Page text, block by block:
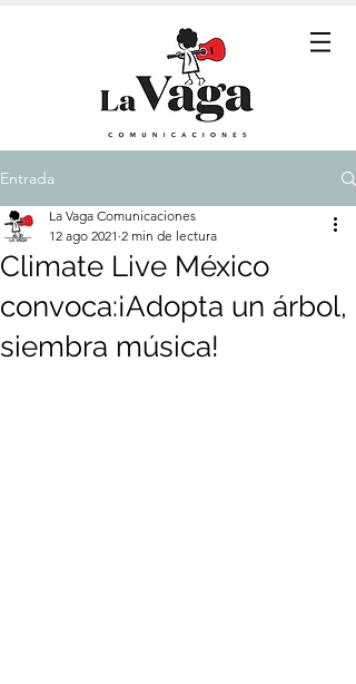
Entrada
Climate Live México
convoca:¡Adopta un árbol,
siembra música!
La Vaga Comunicaciones
12 ago 2021 2 min de lectura